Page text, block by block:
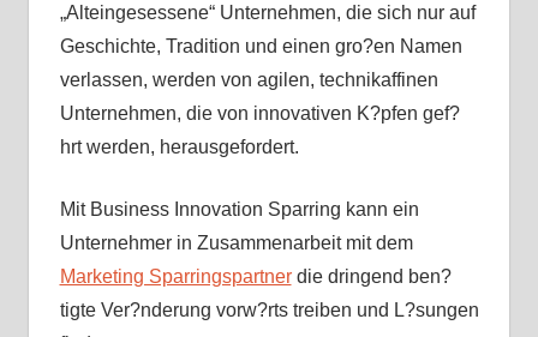
„Alteingesessene“ Unternehmen, die sich nur auf
Geschichte, Tradition und einen gro?en Namen
verlassen, werden von agilen, technikaffinen
Unternehmen, die von innovativen K?pfen gef?
hrt werden, herausgefordert.
Mit Business Innovation Sparring kann ein
Unternehmer in Zusammenarbeit mit dem
Marketing Sparringspartnerdie dringend ben?
tigte Ver?nderung vorw?rts treiben und L?sungen